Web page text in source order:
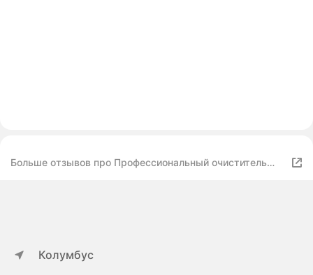
Больше отзывов про Профессиональный очиститель
Колумбус